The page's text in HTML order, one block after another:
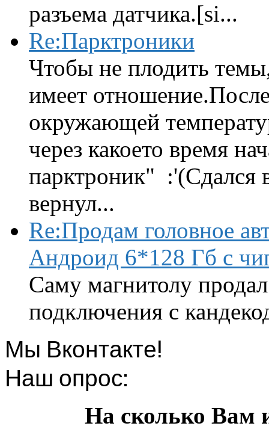
разъема датчика.[si...
Re:Парктроники
Чтобы не плодить
имеет
окружающей
через какоето время
парктроник" :'(Сдался
вернул...
Re:Продам головное
Андроид 6*128 Гб с
Саму магнитолу
подключения с
Мы Вконтакте!
Наш опрос:
На сколько Вам